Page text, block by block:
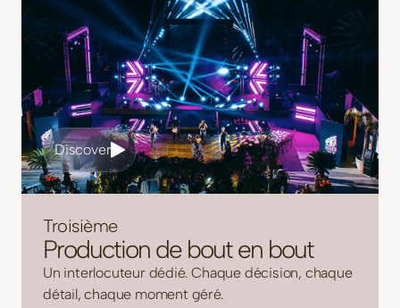
Discover
Troisième
Production de bout en bout
Un interlocuteur dédié. Chaque décision, chaque
détail, chaque moment géré.